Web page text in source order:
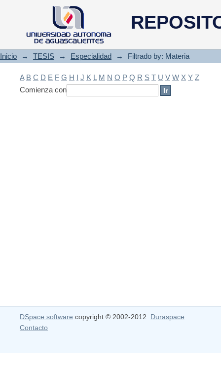
Filtrado by: Materia
Inicio → TESIS → Especialidad → Filtrado by: Materia
A B C D E F G H I J K L M N O P Q R S T U V W X Y Z
Comienza con
DSpace software copyright © 2002-2012 Duraspace
Contacto